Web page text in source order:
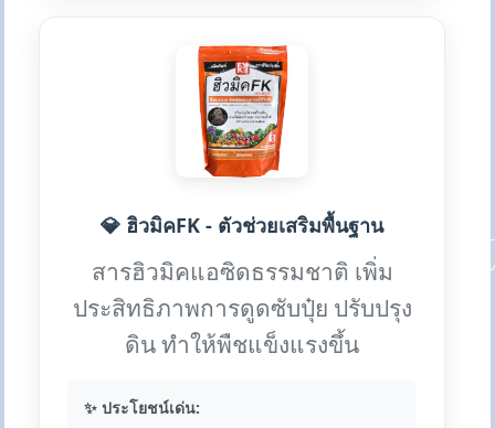
💎 ฮิวมิคFK - ตัวช่วยเสริมพื้นฐาน
สารฮิวมิคแอซิดธรรมชาติ เพิ่ม
ประสิทธิภาพการดูดซับปุ๋ย ปรับปรุง
ดิน ทำให้พืชแข็งแรงขึ้น
✨ ประโยชน์เด่น: